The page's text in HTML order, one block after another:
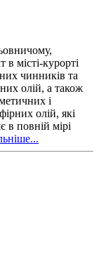
місті-курорті
чинників та
олій, а також
і
олій, які
в повній мірі